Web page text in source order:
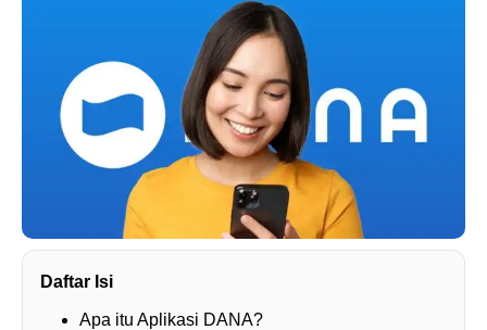
Daftar Isi
Apa itu Aplikasi DANA?